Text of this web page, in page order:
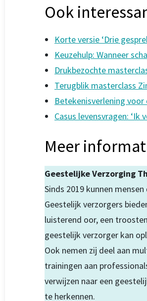
Ook
Korte versie ‘Drie
Keuzehulp: Wanneer
Drukbezochte
Terugblik masterclass
Betekenisverlening
Casus levensvragen:
Meer
Geestelijke Verzorging
Sinds 2019 kunnen
Geestelijk verzorgers
luisterend oor, een
geestelijk verzorger kan
Ook nemen zij deel aan
trainingen aan
verwijzen naar een
te herkennen.